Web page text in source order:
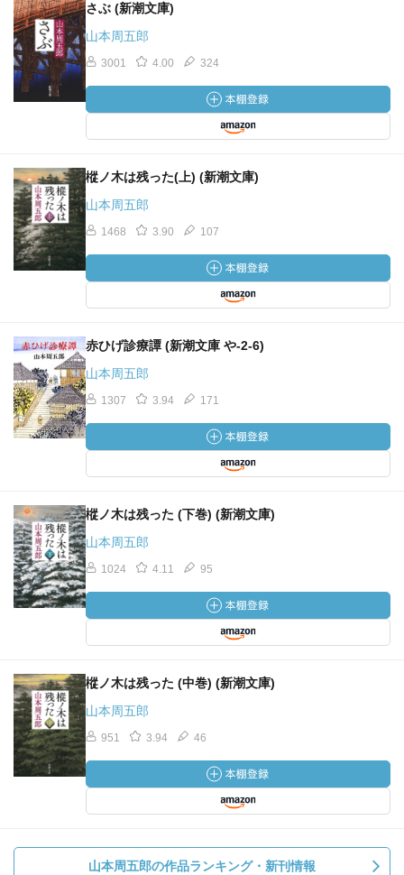
さぶ (新潮文庫)
山本周五郎
3001 4.00 324
樅ノ木は残った(上) (新潮文庫)
山本周五郎
1468 3.90 107
赤ひげ診療譚 (新潮文庫 や-2-6)
山本周五郎
1307 3.94 171
樅ノ木は残った (下巻) (新潮文庫)
山本周五郎
1024 4.11 95
樅ノ木は残った (中巻) (新潮文庫)
山本周五郎
951 3.94 46
山本周五郎の作品ランキング・新刊情報